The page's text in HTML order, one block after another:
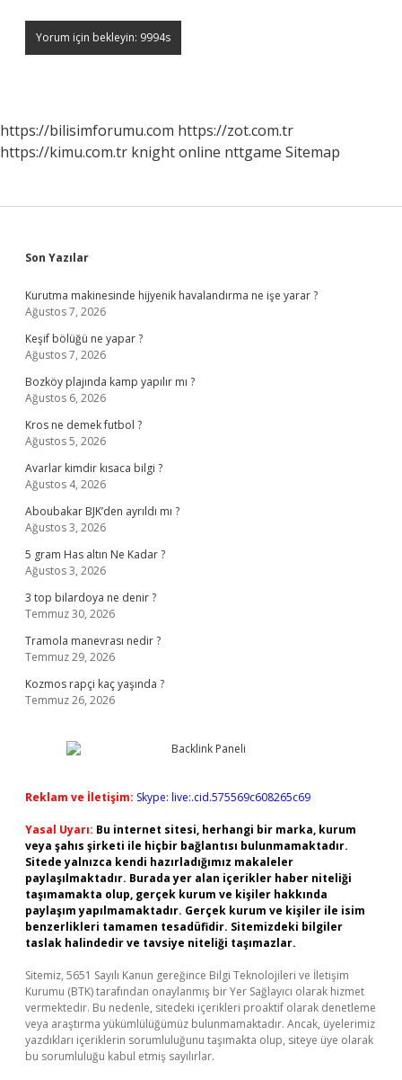
https://bilisimforumu.com https://zot.com.tr
https://kimu.com.tr knight online nttgame Sitemap
Sidebar
Son Yazılar
Kurutma makinesinde hijyenik havalandırma ne işe yarar ?
Ağustos 7, 2026
Keşif bölüğü ne yapar ?
Ağustos 7, 2026
Bozköy plajında kamp yapılır mı ?
Ağustos 6, 2026
Kros ne demek futbol ?
Ağustos 5, 2026
Avarlar kimdir kısaca bilgi ?
Ağustos 4, 2026
Aboubakar BJK’den ayrıldı mı ?
Ağustos 3, 2026
5 gram Has altın Ne Kadar ?
Ağustos 3, 2026
3 top bilardoya ne denir ?
Temmuz 30, 2026
Tramola manevrası nedir ?
Temmuz 29, 2026
Kozmos rapçi kaç yaşında ?
Temmuz 26, 2026
Reklam ve İletişim: Skype: live:.cid.575569c608265c69
Yasal Uyarı: Bu internet sitesi, herhangi bir marka, kurum
veya şahıs şirketi ile hiçbir bağlantısı bulunmamaktadır.
Sitede yalnızca kendi hazırladığımız makaleler
paylaşılmaktadır. Burada yer alan içerikler haber niteliği
taşımamakta olup, gerçek kurum ve kişiler hakkında
paylaşım yapılmamaktadır. Gerçek kurum ve kişiler ile isim
benzerlikleri tamamen tesadüfidir. Sitemizdeki bilgiler
taslak halindedir ve tavsiye niteliği taşımazlar.
Sitemiz, 5651 Sayılı Kanun gereğince Bilgi Teknolojileri ve İletişim
Kurumu (BTK) tarafından onaylanmış bir Yer Sağlayıcı olarak hizmet
vermektedir. Bu nedenle, sitedeki içerikleri proaktif olarak denetleme
veya araştırma yükümlülüğümüz bulunmamaktadır. Ancak, üyelerimiz
yazdıkları içeriklerin sorumluluğunu taşımakta olup, siteye üye olarak
bu sorumluluğu kabul etmiş sayılırlar.